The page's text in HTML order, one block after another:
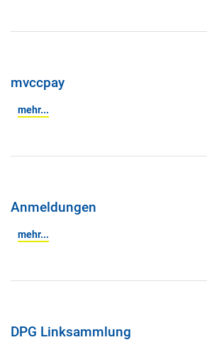
mvccpay
mehr...
Anmeldungen
mehr...
DPG Linksammlung